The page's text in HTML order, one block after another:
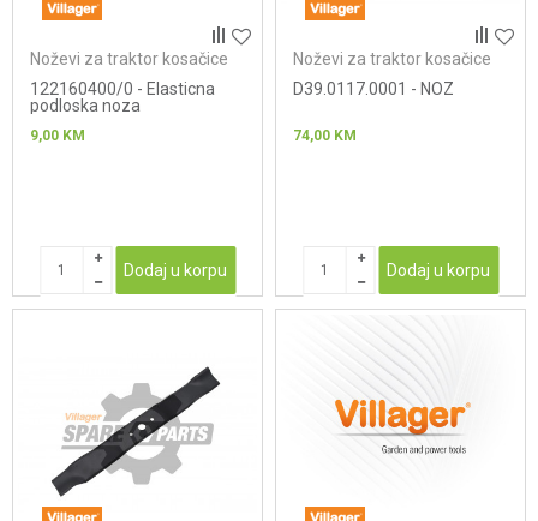
Noževi za traktor kosačice
122160400/0 - Elasticna
podloska noza
9,00 KM
Dodaj u korpu
Noževi za traktor kosačice
D39.0117.0001 - NOZ
74,00 KM
Dodaj u korpu